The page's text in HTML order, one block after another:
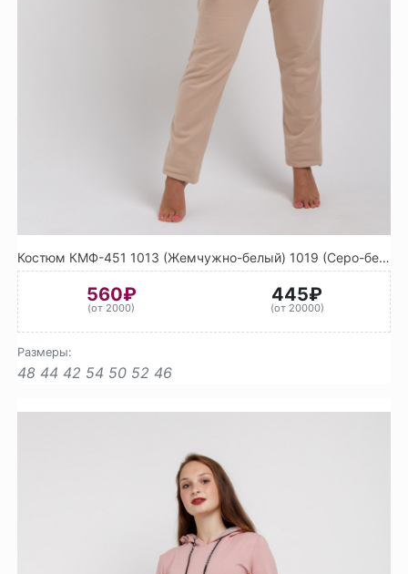
Костюм КМФ-451 1013 (Жемчужно-белый) 1019 (Серо-бежевый)
560₽
(от 2000)
445₽
(от 20000)
Размеры:
48 44 42 54 50 52 46